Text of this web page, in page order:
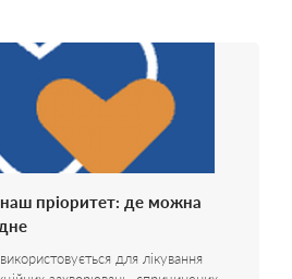
пріоритет: де можна
для лікування